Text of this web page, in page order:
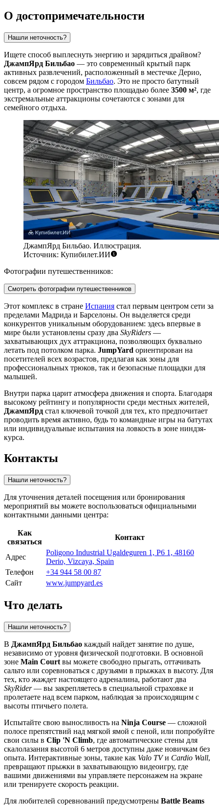
О достопримечательности
Нашли неточность?
Ищете способ выплеснуть энергию и зарядиться драйвом?
ДжампЯрд Бильбао — это современный крытый парк
активных развлечений, расположенный в местечке Дерио,
совсем рядом с городом Бильбао. Это не просто батутный
центр, а огромное пространство площадью более 3500 м², где
экстремальные аттракционы сочетаются с зонами для
семейного отдыха.
ДжампЯрд Бильбао. Иллюстрация.
Источник: Купибилет.ИИ
Фотографии путешественников:
Смотреть фотографии путешественников
Этот комплекс в стране Испания стал первым центром сети за
пределами Мадрида и Барселоны. Он выделяется среди
конкурентов уникальным оборудованием: здесь впервые в
мире были установлены сразу два SkyRiders —
захватывающих дух аттракциона, позволяющих буквально
летать под потолком парка. JumpYard ориентирован на
посетителей всех возрастов, предлагая как зоны для
профессиональных трюков, так и безопасные площадки для
малышей.
Внутри парка царит атмосфера движения и спорта. Благодаря
высокому рейтингу и популярности среди местных жителей,
ДжампЯрд стал ключевой точкой для тех, кто предпочитает
проводить время активно, будь то командные игры на батутах
или индивидуальные испытания на ловкость в зоне ниндзя-
курса.
Контакты
Нашли неточность?
Для уточнения деталей посещения или бронирования
мероприятий вы можете воспользоваться официальными
контактными данными центра:
Как
связаться
Контакт
Адрес
Poligono Industrial Ugaldeguren 1, P6 1, 48160
Derio, Vizcaya, Spain
Телефон
+34 944 58 00 87
Сайт
www.jumpyard.es
Что делать
Нашли неточность?
В ДжампЯрд Бильбао каждый найдет занятие по душе,
независимо от уровня физической подготовки. В основной
зоне Main Court вы можете свободно прыгать, оттачивать
сальто или соревноваться с друзьями в прыжках в высоту. Для
тех, кто жаждет настоящего адреналина, работают два
SkyRider— вы закрепляетесь в специальной страховке и
пролетаете над всем парком, наблюдая за происходящим с
высоты птичьего полета.
Испытайте свою выносливость на Ninja Course — сложной
полосе препятствий над мягкой ямой с пеной, или попробуйте
свои силы в Clip 'N Climb, где автоматические стены для
скалолазания высотой 6 метров доступны даже новичкам без
опыта. Интерактивные зоны, такие как Valo TVи Cardio Wall,
превращают прыжки в захватывающую видеоигру, где
вашими движениями вы управляете персонажем на экране
или тренируете скорость реакции.
Для любителей соревнований предусмотрены Battle Beams